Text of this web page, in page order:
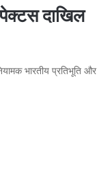
दाखिल
भारतीय प्रतिभूति और